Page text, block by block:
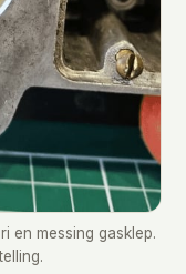
en messing gasklep.